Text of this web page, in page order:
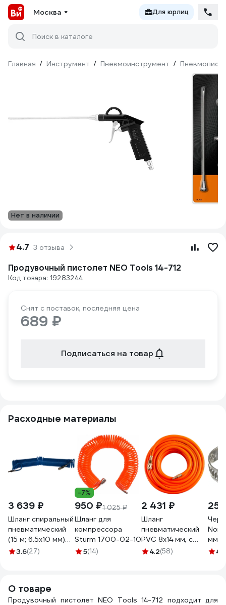
Москва Для юрлиц
Поиск в каталоге
Главная / Инструмент / Пневмоинструмент /
Нет в наличии
4.7 3 отзыва
Продувочный пистолет NEO Tools 14-712
Код товара: 19283244
Снят с поставок, последняя цена
689 ₽
Подписаться на товар
Расходные материалы
3 639 ₽
Шланг спиральный
пневматический
(15 м; 6.5x10 мм)
NEO Tools 12-072
3.6(27)
-7%
950 ₽1 025 ₽
Шланг для
компрессора
Sturm 1700-02-10
5(14)
2 431 ₽
Шланг
пневматический
PVC 8x14 мм, с
быстросъемными
4.2(58)
25
мм,
4.6
О товаре
Продувочный пистолет NEO Tools 14-712 подходит для